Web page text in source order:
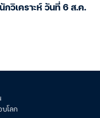
กวิเคราะห์ วันที่ 6 ส.ค.
โลก